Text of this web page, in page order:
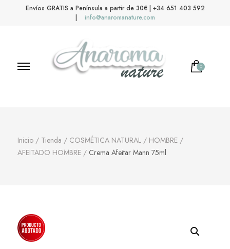
Envíos GRATIS a Península a partir de 30€ | +34 651 403 592
|
info@anaromanature.com
0
Inicio / Tienda / COSMÉTICA NATURAL / HOMBRE /
AFEITADO HOMBRE / Crema Afeitar Mann 75ml